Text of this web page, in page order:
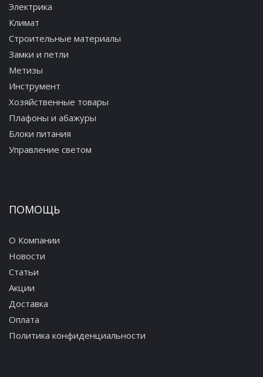
Электрика
Климат
Строительные материалы
Замки и петли
Метизы
Инструмент
Хозяйственные товары
Плафоны и абажуры
Блоки питания
Управление светом
ПОМОЩЬ
О Компании
Новости
Статьи
Акции
Доставка
Оплата
Политика конфиденциальности